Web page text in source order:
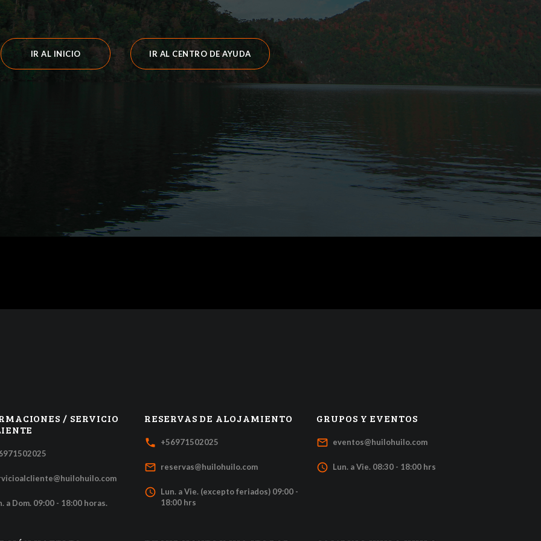
IR AL INICIO IR AL CENTRO DE AYUDA
/ SERVICIO
a Dom. 09:00 - 18:00 horas.
RESERVAS DE ALOJAMIENTO
local_phone +56971502025
mail_outline reservas@huilohuilo.com
access_time Lun. a Vie. (excepto feriados) 09:00 -
18:00 hrs
GRUPOS Y EVENTOS
mail_outline eventos@huilohuilo.com
access_time Lun. a Vie. 08:30 - 18:00 hrs